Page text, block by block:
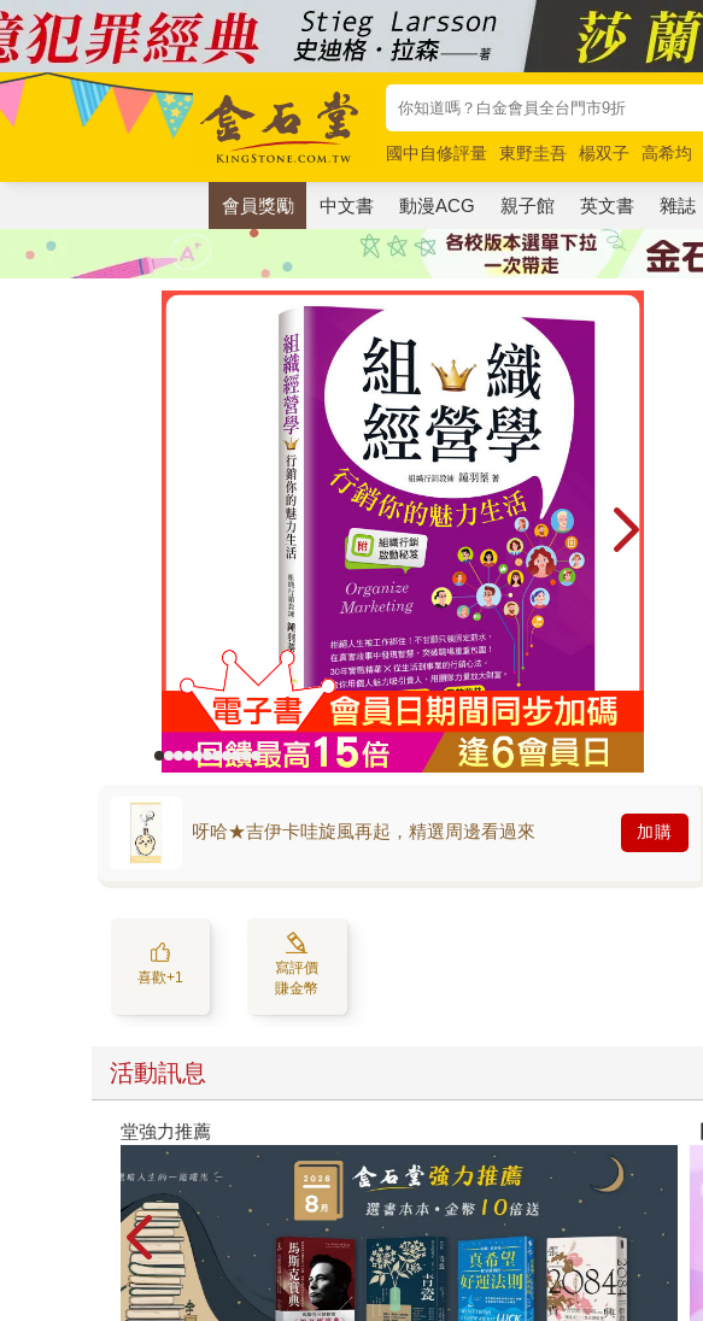
國中自修評量 東野圭吾 楊双子 高希均
唯紅花綻放
奧德賽 路邊攤新作 馬斯克
會員獎勵 中文書 動漫ACG 親子館 英文書 雜誌
呀哈★吉伊卡哇旋風再起，精選周邊看過來 加購
喜歡+1
寫評價
賺金幣
活動訊息
【父親節禮物展】5折起，滿888送88點金幣